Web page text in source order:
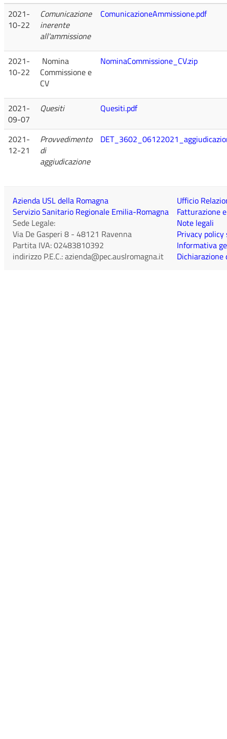
2021-
10-22
Comunicazione
inerente
all'ammissione
ComunicazioneAmmissione.pdf
2021-
10-22
Nomina
Commissione e
CV
NominaCommissione_CV.zip
2021-
09-07
Quesiti Quesiti.pdf
2021-
12-21
Provvedimento
di
aggiudicazione
Azienda USL della Romagna
Servizio Sanitario Regionale Emilia-Romagna
Sede Legale:
Via De Gasperi 8 - 48121 Ravenna
Partita IVA:02483810392
indirizzo P.E.C.:azienda@pec.auslromagna.it
Ufficio
Fatturazione
Note legali
Privacy
Informativa
Dichiarazione